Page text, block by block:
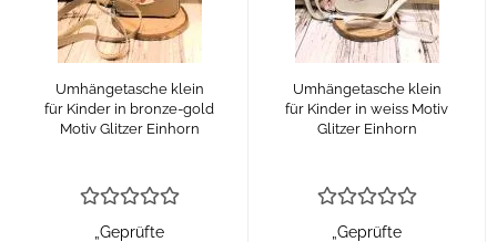
Umhängetasche klein
für Kinder in bronze-gold
Motiv Glitzer Einhorn
„Geprüfte
Umhängetasche klein
für Kinder in weiss Motiv
Glitzer Einhorn
„Geprüfte